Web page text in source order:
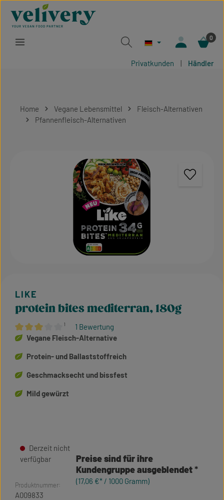
Zum Hauptinhalt springen
0
Privatkunden | Händler
Home Vegane Lebensmittel
Fleisch-Alternativen
Pfannenfleisch-Alternativen
Durchschnittliche Bewertung von 3 von 5 Sternen
¹ 1 Bewertung
protein bites mediterran, 180g
Vegane Fleisch-Alternative
Protein- und Ballaststoffreich
Geschmacksecht und bissfest
Mild gewürzt
Preise sind für ihre
Kundengruppe ausgeblendet
(17,06 €* / 1000 Gramm)
Derzeit nicht
verfügbar
Produktnummer:
A009833